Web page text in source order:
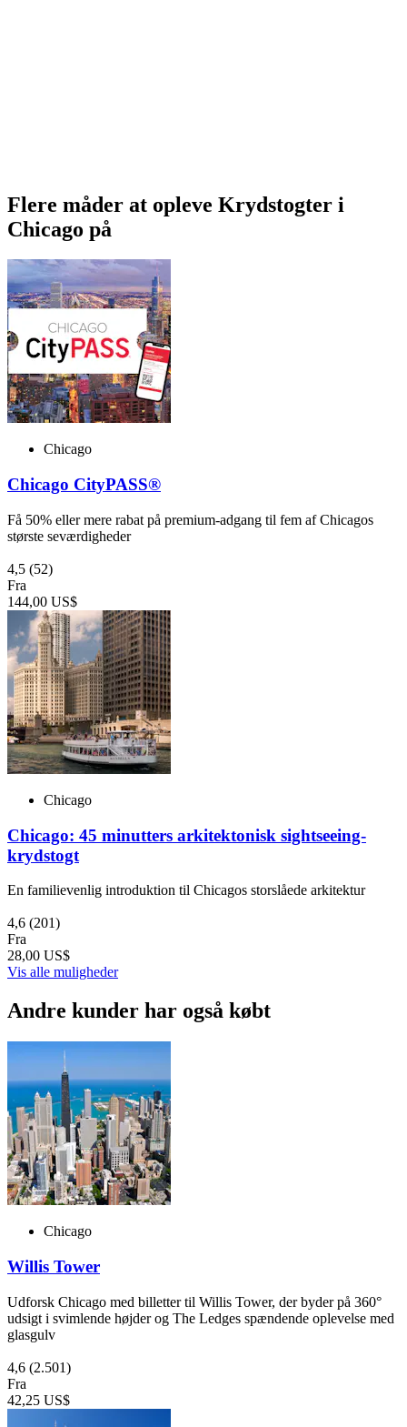
Flere måder at opleve Krydstogter i
Chicago på
Chicago
Chicago CityPASS®
Få 50% eller mere rabat på premium-adgang til fem af Chicagos
største seværdigheder
4,5 (52)
Fra
144,00 US$
Chicago
Chicago: 45 minutters arkitektonisk sightseeing-
krydstogt
En familievenlig introduktion til Chicagos storslåede arkitektur
4,6 (201)
Fra
28,00 US$
Vis alle muligheder
Andre kunder har også købt
Chicago
Willis Tower
Udforsk Chicago med billetter til Willis Tower, der byder på 360°
udsigt i svimlende højder og The Ledges spændende oplevelse med
glasgulv
4,6 (2.501)
Fra
42,25 US$